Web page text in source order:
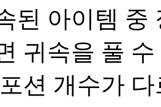
된 아이템 중
귀속을 풀
션 개수가